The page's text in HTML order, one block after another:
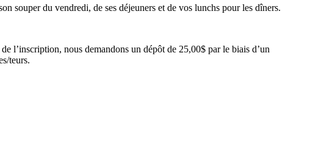
souper du vendredi, de ses déjeuners et de vos lunchs pour les dîners.
l’inscription, nous demandons un dépôt de 25,00$ par le biais d’un
teurs.